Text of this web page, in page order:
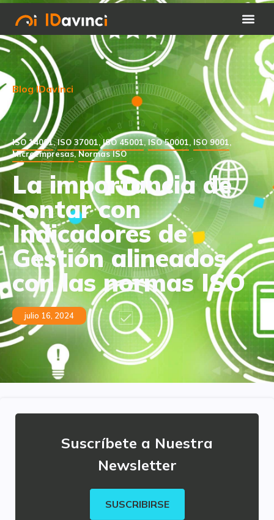
Blog IDavinci
ISO 14001,ISO 37001,ISO 45001,ISO 50001, ISO 9001,
Microempresas,Normas ISO
La importancia de
contar con
Indicadores de
Gestión alineados
con las normas ISO
julio 16, 2024
Suscríbete a Nuestra
Newsletter
SUSCRIBIRSE